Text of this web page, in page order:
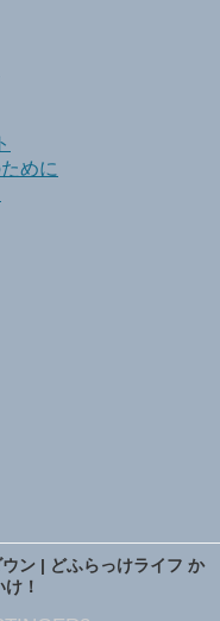
めに
ン | どふらっけライフ か
！